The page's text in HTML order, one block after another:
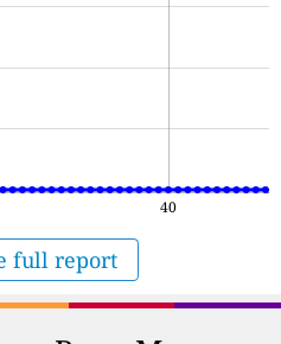
40
full report